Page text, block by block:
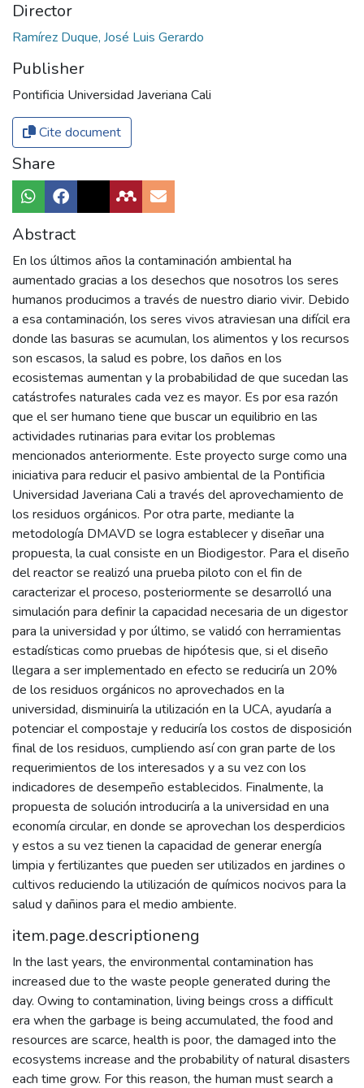
Director
Ramírez Duque, José Luis Gerardo
Publisher
Pontificia Universidad Javeriana Cali
Cite document
Share
Abstract
En los últimos años la contaminación ambiental ha
aumentado gracias a los desechos que nosotros los seres
humanos producimos a través de nuestro diario vivir. Debido
a esa contaminación, los seres vivos atraviesan una difícil era
donde las basuras se acumulan, los alimentos y los recursos
son escasos, la salud es pobre, los daños en los
ecosistemas aumentan y la probabilidad de que sucedan las
catástrofes naturales cada vez es mayor. Es por esa razón
que el ser humano tiene que buscar un equilibrio en las
actividades rutinarias para evitar los problemas
mencionados anteriormente. Este proyecto surge como una
iniciativa para reducir el pasivo ambiental de la Pontificia
Universidad Javeriana Cali a través del aprovechamiento de
los residuos orgánicos. Por otra parte, mediante la
metodología DMAVD se logra establecer y diseñar una
propuesta, la cual consiste en un Biodigestor. Para el diseño
del reactor se realizó una prueba piloto con el fin de
caracterizar el proceso, posteriormente se desarrolló una
simulación para definir la capacidad necesaria de un digestor
para la universidad y por último, se validó con herramientas
estadísticas como pruebas de hipótesis que, si el diseño
llegara a ser implementado en efecto se reduciría un 20%
de los residuos orgánicos no aprovechados en la
universidad, disminuiría la utilización en la UCA, ayudaría a
potenciar el compostaje y reduciría los costos de disposición
final de los residuos, cumpliendo así con gran parte de los
requerimientos de los interesados y a su vez con los
indicadores de desempeño establecidos. Finalmente, la
propuesta de solución introduciría a la universidad en una
economía circular, en donde se aprovechan los desperdicios
y estos a su vez tienen la capacidad de generar energía
limpia y fertilizantes que pueden ser utilizados en jardines o
cultivos reduciendo la utilización de químicos nocivos para la
salud y dañinos para el medio ambiente.
item.page.descriptioneng
In the last years, the environmental contamination has
increased due to the waste people generated during the
day. Owing to contamination, living beings cross a difficult
era when the garbage is being accumulated, the food and
resources are scarce, health is poor, the damaged into the
ecosystems increase and the probability of natural disasters
each time grow. For this reason, the human must search a